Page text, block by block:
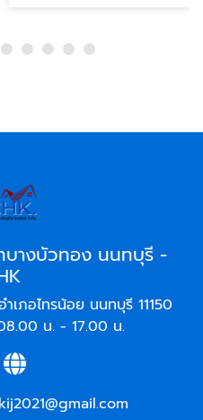
บางบัวทอง นนทบุรี -
ภอไทรน้อย นนทบุรี 11150
น. - 17.00 น.